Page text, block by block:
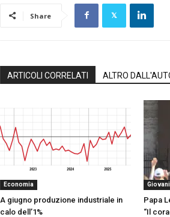
Share
ARTICOLI CORRELATI ALTRO
Economia
A giugno produzione industriale in
calo dell’1%
Giovani
Papa
“Il